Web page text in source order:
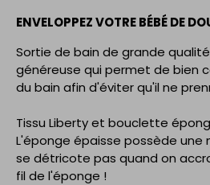
ENVELOPPEZ VOTRE BÉBÉ DE
Sortie de bain de grande
généreuse qui permet de bien
du bain afin d'éviter qu'il ne
Tissu Liberty et bouclette
L'éponge épaisse possède une
se détricote pas quand on
fil de l'éponge !